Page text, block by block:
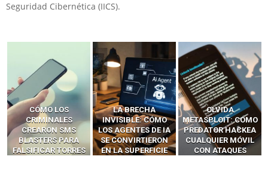
Seguridad Cibernética (IICS).
LA BRECHA
INVISIBLE: CÓMO
LOS AGENTES DE IA
SE CONVIRTIERON
EN LA SUPERFICIE
OLVIDA
METASPLOIT: CÓMO
PREDATOR HACKEA
CUALQUIER MÓVIL
CON ATAQUES
CÓMO LOS HACKERS
INTERCEPTAN OTPS
Y LLAMADAS
MÓVILES SIN
‘HACKEAR’ — EL